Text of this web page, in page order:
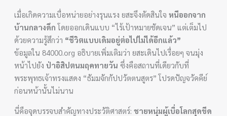
เมื่อเกิดความเบื่อหน่ายอย่างรุนแรง ยสะจึงตัดสินใจหนีออกจาก
บ้านกลางดึก โดยออกเดินแบบ “ไร้เป้าหมายชัดเจน” แต่เต็มไป
ด้วยความรู้สึกว่า “ชีวิตแบบเดิมอยู่ต่อไปไม่ได้อีกแล้ว”
ข้อมูลใน 84000.org อธิบายเพิ่มเติมว่า ยสะเดินไปเรื่อยๆ จนมุ่ง
หน้าไปยังป่าอิสิปตนมฤคทายวัน ซึ่งคือสถานที่เดียวกับที่
พระพุทธเจ้าทรงแสดง “ธัมมจักกัปปวัตตนสูตร” โปรดปัญจวัคคีย์
ก่อนหน้านั้นไม่นาน
นี่คือจุดบรรจบสำคัญทางประวัติศาสตร์:ชายหนุ่มผู้เบื่อโลกสุดขีด